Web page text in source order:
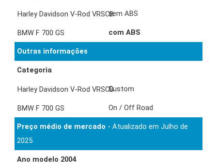
sem ABS
com ABS
Outras informações
Categoria
Custom
On / Off Road
Preço médio de mercado - Atualizado em Julho de
2025
Ano modelo 2004